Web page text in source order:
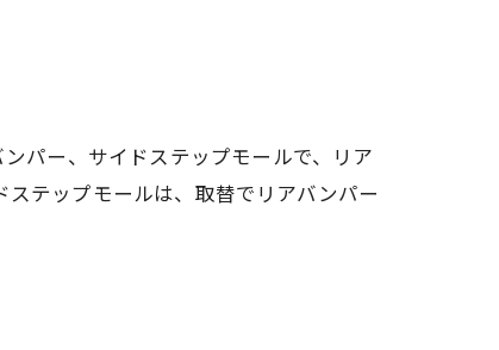
パー、サイドステップモールで、リア
テップモールは、取替でリアバンパー